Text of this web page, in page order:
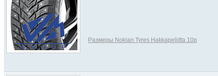
Размеры Nokian Tyres Hakkapeliitta 10p